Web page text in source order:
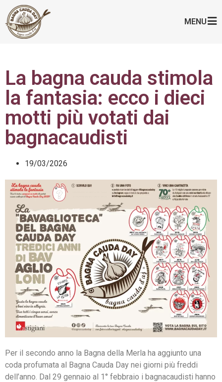
MENU
La bagna cauda stimola
la fantasia: ecco i dieci
motti più votati dai
bagnacaudisti
19/03/2026
Per il secondo anno la Bagna della Merla ha aggiunto una
coda profumata al Bagna Cauda Day nei giorni più freddi
dell’anno. Dal 29 gennaio al 1° febbraio i bagnacaudisti hanno